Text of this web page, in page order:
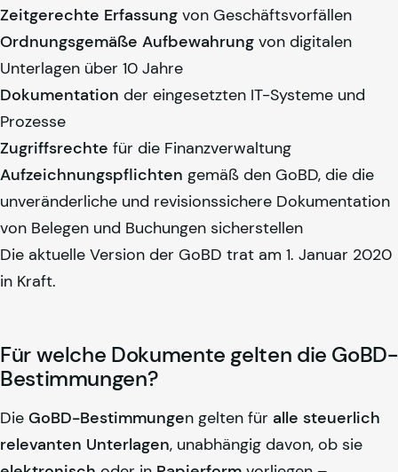
Zeitgerechte Erfassung von Geschäftsvorfällen
Ordnungsgemäße Aufbewahrung von digitalen
Unterlagen über 10 Jahre
Dokumentation der eingesetzten IT-Systeme und
Prozesse
Zugriffsrechte für die Finanzverwaltung
Aufzeichnungspflichten gemäß den GoBD, die die
unveränderliche und revisionssichere Dokumentation
von Belegen und Buchungen sicherstellen
Die aktuelle Version der GoBD trat am 1. Januar 2020
in Kraft.
Für welche Dokumente gelten die GoBD-
Bestimmungen?
Die GoBD-Bestimmungen gelten für alle steuerlich
relevanten Unterlagen, unabhängig davon, ob sie